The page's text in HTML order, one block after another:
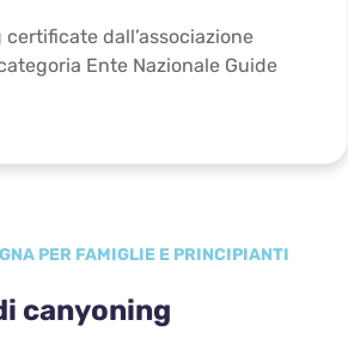
dall’associazione
Ente Nazionale Guide
PER FAMIGLIE E PRINCIPIANTI
canyoning